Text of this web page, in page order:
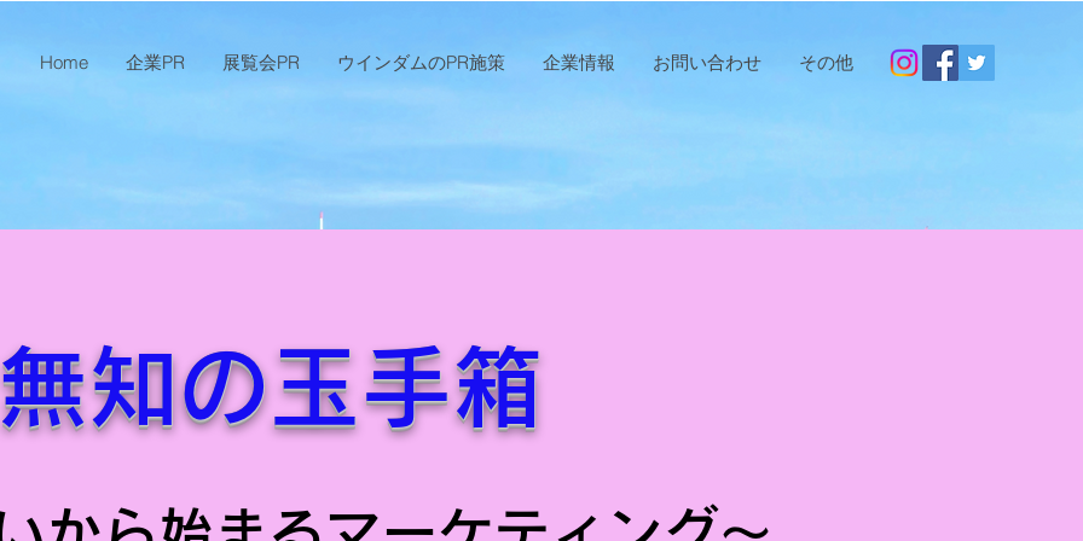
Home 企業PR 展覧会PR ウインダムのPR施策 企業情報 お問い合わせ その他
知の玉手箱